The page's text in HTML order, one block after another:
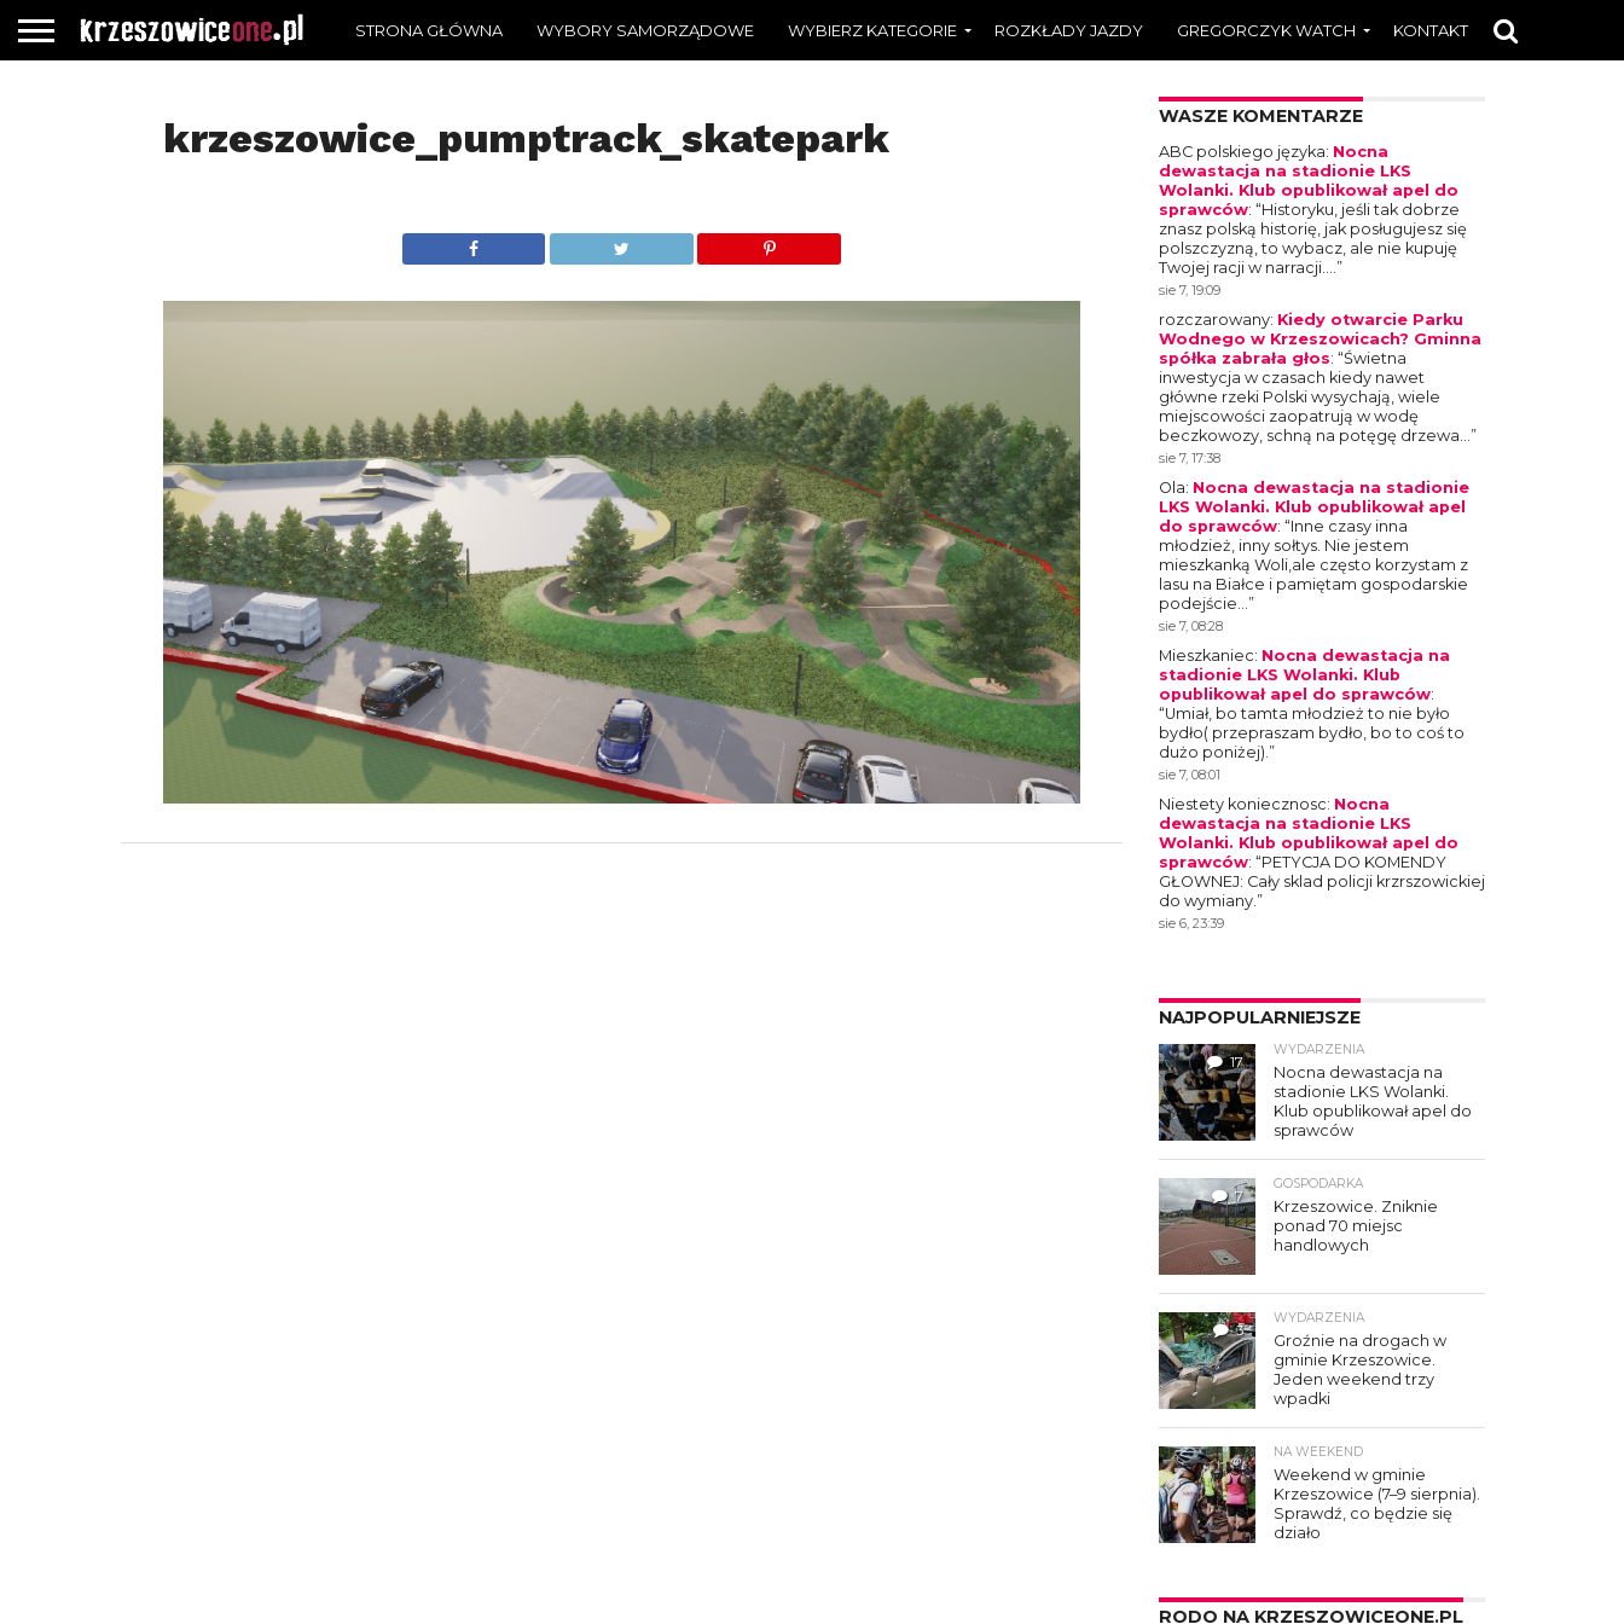
STRONA GŁÓWNA WYBORY SAMORZĄDOWE WYBIERZ KATEGORIE ROZKŁADY JAZDY GREGORCZYK WATCH KONTAKT
krzeszowice_pumptrack_skatepark WASZE KOMENTARZE
ABC polskiego języka: Nocna
dewastacja na stadionie LKS
Wolanki. Klub opublikował apel do
sprawców: “Historyku, jeśli tak dobrze
znasz polską historię, jak posługujesz się
polszczyzną, to wybacz, ale nie kupuję
Twojej racji w narracji.…”
sie 7, 19:09
rozczarowany: Kiedy otwarcie Parku
Wodnego w Krzeszowicach? Gminna
spółka zabrała głos: “Świetna
inwestycja w czasach kiedy nawet
główne rzeki Polski wysychają, wiele
miejscowości zaopatrują w wodę
beczkowozy, schną na potęgę drzewa…”
sie 7, 17:38
Ola: Nocna dewastacja na stadionie
LKS Wolanki. Klub opublikował apel
do sprawców: “Inne czasy inna
młodzież, inny sołtys. Nie jestem
mieszkanką Woli,ale często korzystam z
lasu na Białce i pamiętam gospodarskie
podejście…”
sie 7, 08:28
Mieszkaniec: Nocna dewastacja na
stadionie LKS Wolanki. Klub
opublikował apel do sprawców:
“Umiał, bo tamta młodzież to nie było
bydło( przepraszam bydło, bo to coś to
dużo poniżej).”
sie 7, 08:01
Niestety koniecznosc: Nocna
dewastacja na stadionie LKS
Wolanki. Klub opublikował apel do
sprawców: “PETYCJA DO KOMENDY
GŁOWNEJ: Cały sklad policji krzrszowickiej
do wymiany.”
sie 6, 23:39
NAJPOPULARNIEJSZE
17
WYDARZENIA
Nocna dewastacja na
stadionie LKS Wolanki.
Klub opublikował apel do
sprawców
7
GOSPODARKA
Krzeszowice. Zniknie
ponad 70 miejsc
handlowych
3
WYDARZENIA
Groźnie na drogach w
gminie Krzeszowice.
Jeden weekend trzy
wpadki
NA WEEKEND
Weekend w gminie
Krzeszowice (7–9 sierpnia).
Sprawdź, co będzie się
działo
RODO NA KRZESZOWICEONE.PL